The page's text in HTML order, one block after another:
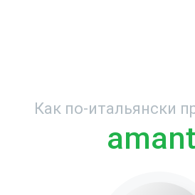
Как по-итальянски